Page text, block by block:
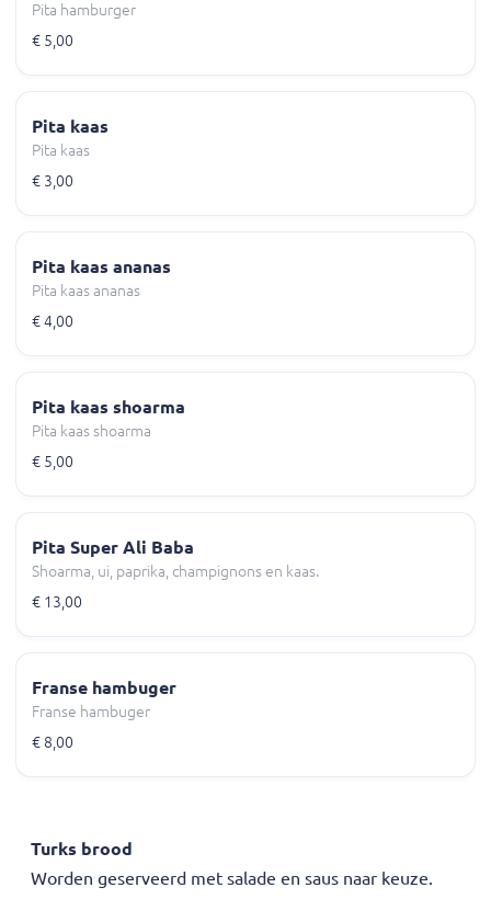
Pita hamburger
€ 5,00
Pita kaas
Pita kaas
€ 3,00
Pita kaas ananas
Pita kaas ananas
€ 4,00
Pita kaas shoarma
Pita kaas shoarma
€ 5,00
Pita Super Ali Baba
Shoarma, ui, paprika, champignons en kaas.
€ 13,00
Franse hambuger
Franse hambuger
€ 8,00
Turks brood
Worden geserveerd met salade en saus naar keuze.